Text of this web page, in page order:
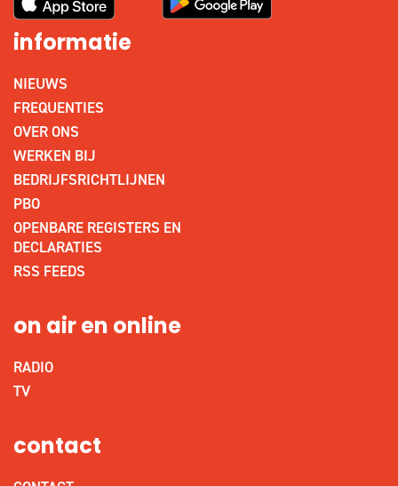
informatie
NIEUWS
FREQUENTIES
OVER ONS
WERKEN BIJ
BEDRIJFSRICHTLIJNEN
PBO
OPENBARE REGISTERS EN
DECLARATIES
RSS FEEDS
on air en online
RADIO
TV
contact